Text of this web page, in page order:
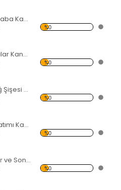
Kırmızı Klasik Araba Kanvas Tablo
%0
Sandal ve Martılar Kanvas Tablo
%0
Ayçiçeği ve Yağ Şişesi Temalı Kanvas Tablo
%0
Deniz ve Gün Batımı Kanvas Tablo
%0
Renkli Yapraklar ve Sonbahar Kanvas Tablo
%0